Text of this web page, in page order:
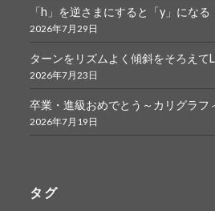
「h」を逆さまにすると「y」になる
2026年7月29日
ターンをリズムよく傾斜をそろえて
2026年7月23日
卒業・進級おめでとう～カリグラフ
2026年7月19日
タグ